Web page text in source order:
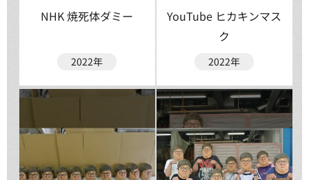
NHK 焼死体ダミー
2022年
YouTube ヒカキンマス
ク
2022年